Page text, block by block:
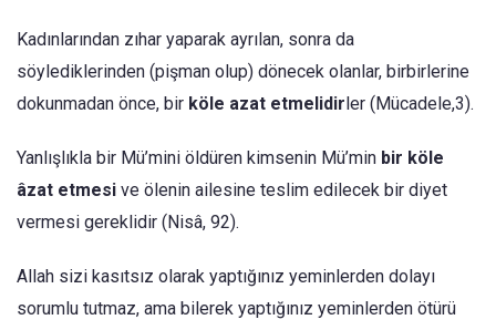
Kadınlarından zıhar yaparak ayrılan, sonra da
söylediklerinden (pişman olup) dönecek olanlar, birbirlerine
dokunmadan önce, bir köle azat etmelidirler (Mücadele,3).
Yanlışlıkla bir Mü’mini öldüren kimsenin Mü’min bir köle
âzat etmesi ve ölenin ailesine teslim edilecek bir diyet
vermesi gereklidir (Nisâ, 92).
Allah sizi kasıtsız olarak yaptığınız yeminlerden dolayı
sorumlu tutmaz, ama bilerek yaptığınız yeminlerden ötürü